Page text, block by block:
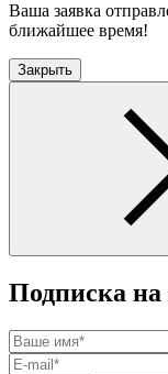
Ваша заявка
ближайшее время!
Закрыть
Подписка на